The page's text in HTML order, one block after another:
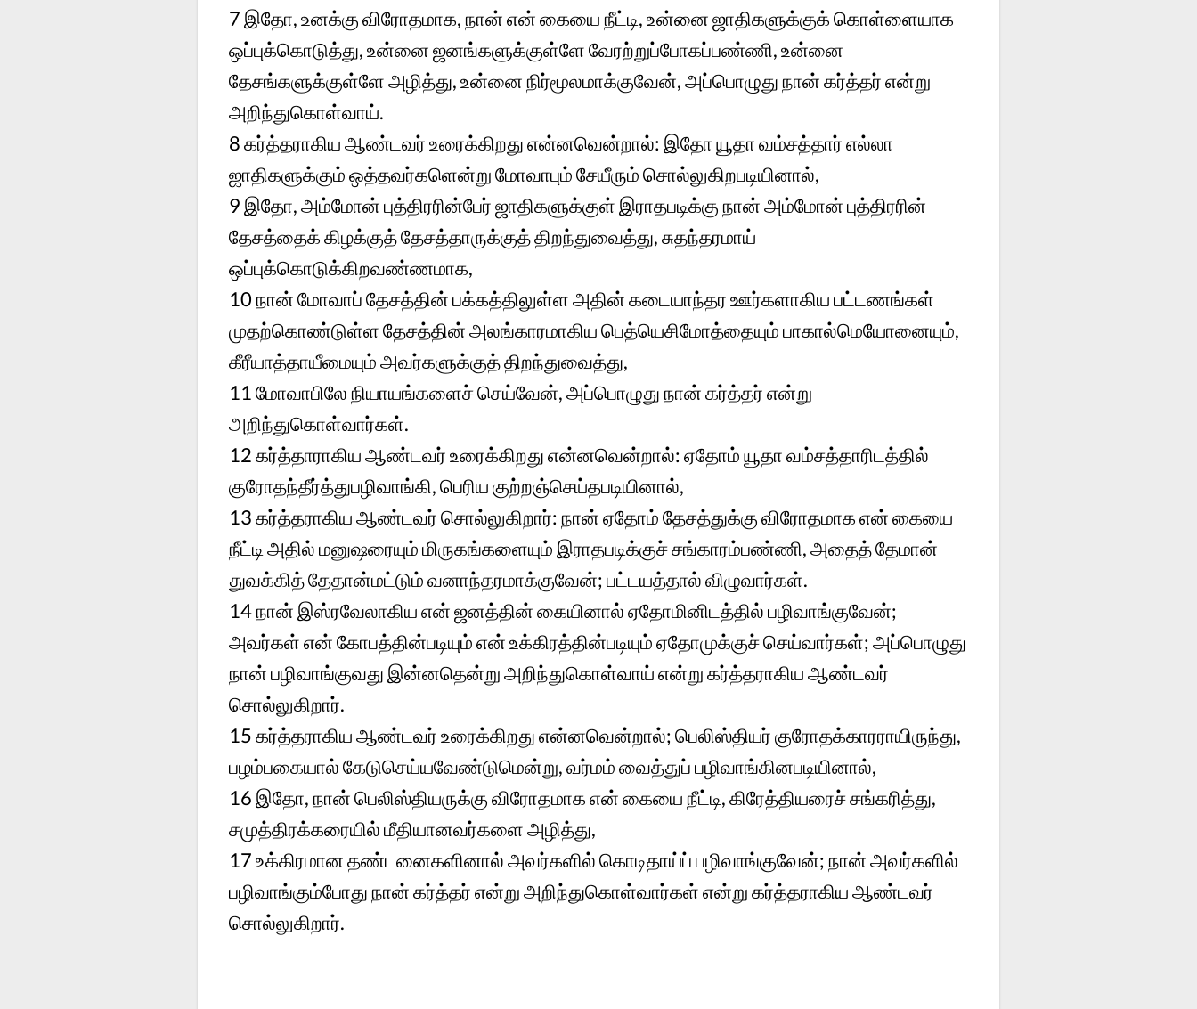
7 இதோ, உனக்கு விரோதமாக, நான் என் கையை நீட்டி, உன்னை ஜாதிகளுக்குக் கொள்ளையாக
ஒப்புக்கொடுத்து, உன்னை ஜனங்களுக்குள்ளே வேரற்றுப்போகப்பண்ணி, உன்னை
தேசங்களுக்குள்ளே அழித்து, உன்னை நிர்மூலமாக்குவேன், அப்பொழுது நான் கர்த்தர் என்று
அறிந்துகொள்வாய்.
8 கர்த்தராகிய ஆண்டவர் உரைக்கிறது என்னவென்றால்: இதோ யூதா வம்சத்தார் எல்லா
ஜாதிகளுக்கும் ஒத்தவர்களென்று மோவாபும் சேயீரும் சொல்லுகிறபடியினால்,
9 இதோ, அம்மோன் புத்திரரின்பேர் ஜாதிகளுக்குள் இராதபடிக்கு நான் அம்மோன் புத்திரரின்
தேசத்தைக் கிழக்குத் தேசத்தாருக்குத் திறந்துவைத்து, சுதந்தரமாய்
ஒப்புக்கொடுக்கிறவண்ணமாக,
10 நான் மோவாப் தேசத்தின் பக்கத்திலுள்ள அதின் கடையாந்தர ஊர்களாகிய பட்டணங்கள்
முதற்கொண்டுள்ள தேசத்தின் அலங்காரமாகிய பெத்யெசிமோத்தையும் பாகால்மெயோனையும்,
கீரீயாத்தாயீமையும் அவர்களுக்குத் திறந்துவைத்து,
11 மோவாபிலே நியாயங்களைச் செய்வேன், அப்பொழுது நான் கர்த்தர் என்று
அறிந்துகொள்வார்கள்.
12 கர்த்தாராகிய ஆண்டவர் உரைக்கிறது என்னவென்றால்: ஏதோம் யூதா வம்சத்தாரிடத்தில்
குரோதந்தீர்த்துபழிவாங்கி, பெரிய குற்றஞ்செய்தபடியினால்,
13 கர்த்தராகிய ஆண்டவர் சொல்லுகிறார்: நான் ஏதோம் தேசத்துக்கு விரோதமாக என் கையை
நீட்டி அதில் மனுஷரையும் மிருகங்களையும் இராதபடிக்குச் சங்காரம்பண்ணி, அதைத் தேமான்
துவக்கித் தேதான்மட்டும் வனாந்தரமாக்குவேன்; பட்டயத்தால் விழுவார்கள்.
14 நான் இஸ்ரவேலாகிய என் ஜனத்தின் கையினால் ஏதோமினிடத்தில் பழிவாங்குவேன்;
அவர்கள் என் கோபத்தின்படியும் என் உக்கிரத்தின்படியும் ஏதோமுக்குச் செய்வார்கள்; அப்பொழுது
நான் பழிவாங்குவது இன்னதென்று அறிந்துகொள்வாய் என்று கர்த்தராகிய ஆண்டவர்
சொல்லுகிறார்.
15 கர்த்தராகிய ஆண்டவர் உரைக்கிறது என்னவென்றால்; பெலிஸ்தியர் குரோதக்காரராயிருந்து,
பழம்பகையால் கேடுசெய்யவேண்டுமென்று, வர்மம் வைத்துப் பழிவாங்கினபடியினால்,
16 இதோ, நான் பெலிஸ்தியருக்கு விரோதமாக என் கையை நீட்டி, கிரேத்தியரைச் சங்கரித்து,
சமுத்திரக்கரையில் மீதியானவர்களை அழித்து,
17 உக்கிரமான தண்டனைகளினால் அவர்களில் கொடிதாய்ப் பழிவாங்குவேன்; நான் அவர்களில்
பழிவாங்கும்போது நான் கர்த்தர் என்று அறிந்துகொள்வார்கள் என்று கர்த்தராகிய ஆண்டவர்
சொல்லுகிறார்.